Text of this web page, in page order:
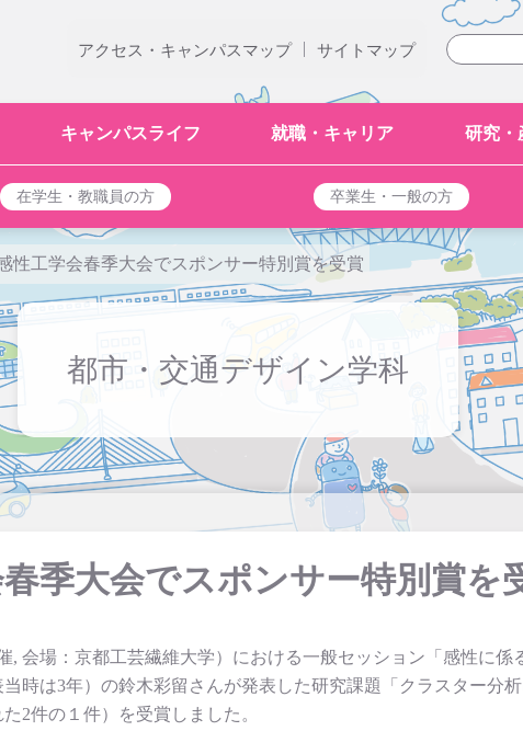
サイトマップ
|
アクセス・キャンパスマップ
キャンパスライフ 就職・キャリア 研究・
在学生・教職員の方 卒業生・一般の方
性工学会春季大会でスポンサー特別賞を受賞
都市・交通デザイン学科
季大会でスポンサー特別賞を
, 会場：京都工芸繊維大学）における一般セッション「感性に係
時は3年）の鈴木彩留さんが発表した研究課題「クラスター分
2件の１件）を受賞しました。